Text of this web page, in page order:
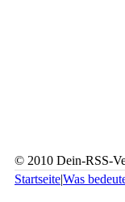
© 2010 Dein-RSS-
Startseite|Was